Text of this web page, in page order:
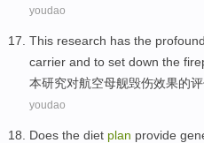
youdao
This research has the profound
carrier and to set down the
本研究对航空母舰毁伤效果的
youdao
Does the diet plan provide